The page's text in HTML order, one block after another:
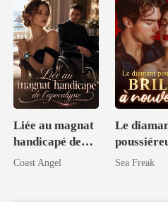
Liée au magnat
handicapé de
l'apocalypse
Coast Angel
Le
brille à
Sea Freak